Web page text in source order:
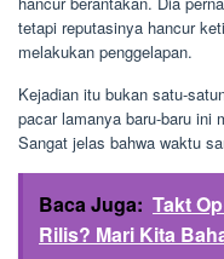
tetapi reputasinya hancur
melakukan penggelapan.
Kejadian itu bukan satu-
pacar lamanya baru-baru ini
Sangat jelas bahwa waktu
Baca Juga: Takt
Rilis? Mari Kita